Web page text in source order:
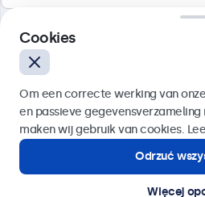
Polski
Wyślij
Lub zadzwoń pod numer:
Potrzebujesz pomocy?
Kontakt ze specjalistą.
Cookies
Om een correcte werking van
en passieve
maken wij gebruik van cookies.
Odrzuć
Więcej